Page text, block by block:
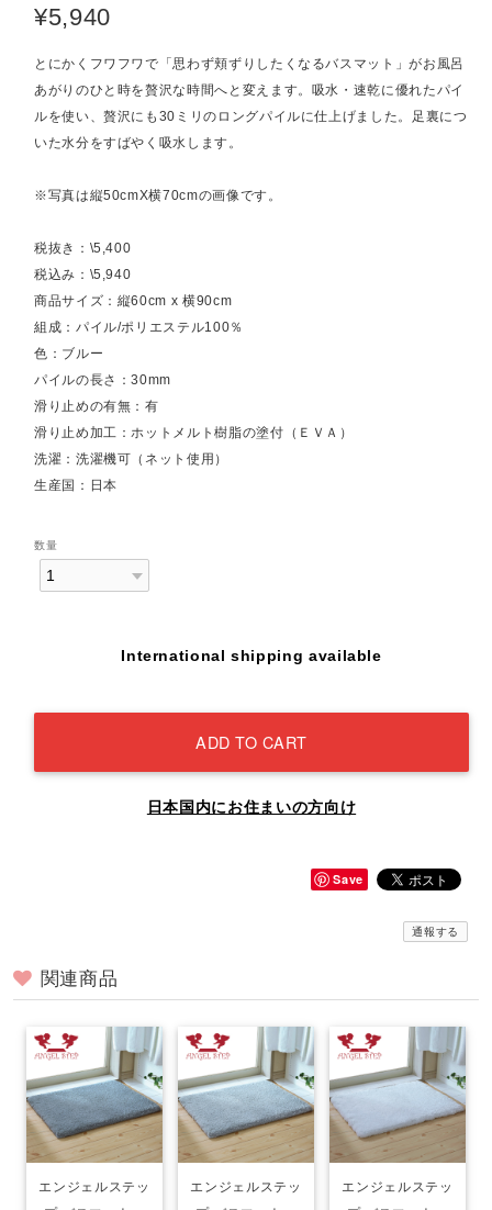
¥5,940
とにかくフワフワで「思わず頬ずりしたくなるバスマット」がお風呂
あがりのひと時を贅沢な時間へと変えます。吸水・速乾に優れたパイ
ルを使い、贅沢にも30ミリのロングパイルに仕上げました。足裏につ
いた水分をすばやく吸水します。
※写真は縦50cmX横70cmの画像です。
税抜き：\5,400
税込み：\5,940
商品サイズ：縦60cm x 横90cm
組成：パイル/ポリエステル100％
色：ブルー
パイルの長さ：30mm
滑り止めの有無：有
滑り止め加工：ホットメルト樹脂の塗付（ＥＶＡ）
洗濯：洗濯機可（ネット使用）
生産国：日本
数量
International shipping available
ADD TO CART
日本国内にお住まいの方向け
Save
通報する
関連商品
エンジェルステッ
エンジェルステッ
エンジェルステッ